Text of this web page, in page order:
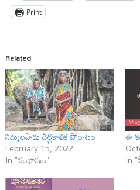
Print
Related
నిమ్మలపాడు దీర్ఘకాలిక పోరాటం
February 15, 2022
In "సంభాషణ"
ఈ
In